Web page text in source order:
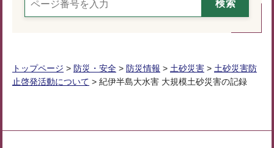
トップページ > 防災・安全 > 防災情報 > 土砂災害 > 土砂災害防
止啓発活動について > 紀伊半島大水害 大規模土砂災害の記録